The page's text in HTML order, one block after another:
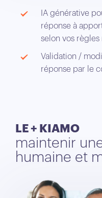
IA générative
réponse à
selon vos règles
Validation /
réponse par le
LE + KIAMO
maintenir
humaine et